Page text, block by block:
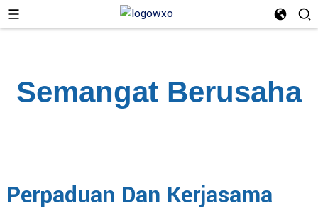
Semangat Berusaha
Perpaduan Dan Kerjasama